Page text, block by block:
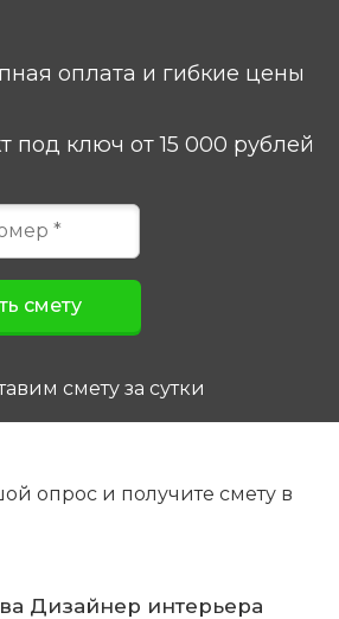
оплата и гибкие цены
под ключ от 15 000 рублей
смету за сутки
опрос и получите смету в
Дизайнер интерьера